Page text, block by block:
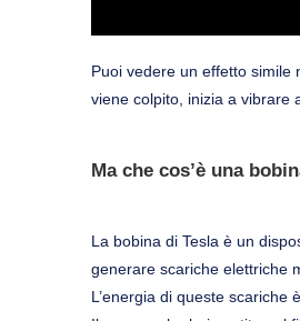
Puoi vedere un effetto simile
viene colpito, inizia a vibrare
Ma che cos’è una
La bobina di Tesla è un
generare scariche elettriche
L’energia di queste scariche